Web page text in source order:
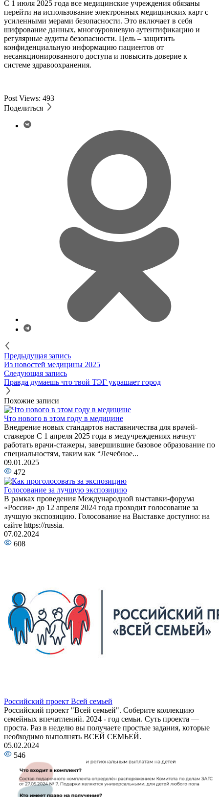
С 1 июля 2025 года все медицинские учреждения обязаны
перейти на использование электронных медицинских карт с
усиленными мерами безопасности. Это включает в себя
шифрование данных, многоуровневую аутентификацию и
регулярные аудиты безопасности. Цель – защитить
конфиденциальную информацию пациентов от
несанкционированного доступа и повысить доверие к
системе здравоохранения.
Post Views: 493
Поделиться
Предыдущая запись
Из новостей медицины 2025
Следующая запись
Правда думаешь что твой ТЭГ украшает город
Похожие записи
Что нового в этом году в медицине
Внедрение новых стандартов наставничества для врачей-
стажеров С 1 апреля 2025 года в медучреждениях начнут
работать врачи-стажеры, завершившие базовое образование по
специальностям, таким как “Лечебное...
09.01.2025
472
Голосование за лучшую экспозицию
В рамках проведения Международной выставки-форума
«Россия» до 12 апреля 2024 года проходит голосование за
лучшую экспозицию. Голосование на Выставке доступно: на
сайте https://russia.
07.02.2024
608
Российский проект Всей семьей
Российский проект "Всей семьей". Соберите коллекцию
семейных впечатлений. 2024 - год семьи. Суть проекта —
проста. Раз в неделю вы получаете простые задания, которые
необходимо выполнять ВСЕЙ СЕМЬЕЙ.
05.02.2024
546